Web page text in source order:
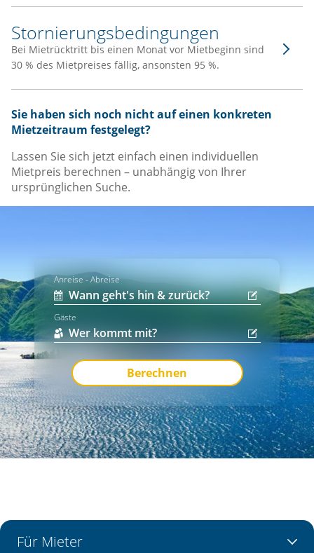
Stornierungsbedingungen
Bei Mietrücktritt bis einen Monat vor Mietbeginn sind
30 % des Mietpreises fällig, ansonsten 95 %.
Sie haben sich noch nicht auf einen konkreten
Mietzeitraum festgelegt?
Lassen Sie sich jetzt einfach einen individuellen
Mietpreis berechnen – unabhängig von Ihrer
ursprünglichen Suche.
Anreise - Abreise
Gäste
Berechnen
Für Mieter